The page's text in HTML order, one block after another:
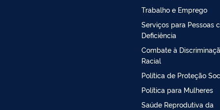
Trabalho e Emprego
Serviços para Pessoas
Deficiência
Combate à
Racial
Política de Proteção
Política para Mulheres
Saúde Reprodutiva da